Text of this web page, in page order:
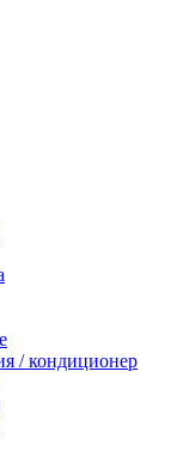
/ кондиционер